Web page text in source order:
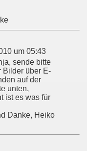
um 05:43
sende bitte
Bilder über E-
auf der
unten,
ist es was für
Danke, Heiko